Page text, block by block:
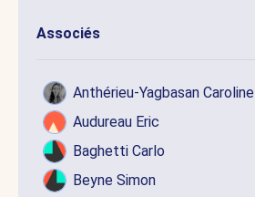
Associés
Anthérieu-Yagbasan Caroline
Audureau Eric
Baghetti Carlo
Beyne Simon